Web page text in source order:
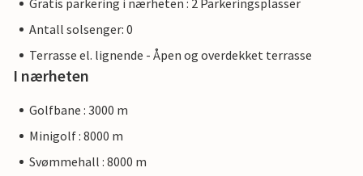
Gratis parkering i nærheten : 2 Parkeringsplasser
Antall solsenger: 0
Terrasse el. lignende - Åpen og overdekket terrasse
I nærheten
Golfbane : 3000 m
Minigolf : 8000 m
Svømmehall : 8000 m